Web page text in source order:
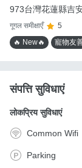
973台灣花蓮縣吉
गूगल समीक्षाएँ
5
🔥 New🔥
寵物友
संपत्ति सुविधाएं
लोकप्रिय सुविधाएं
Common Wifi
Parking